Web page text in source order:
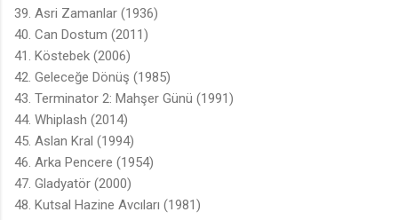
39. Asri Zamanlar (1936)
40. Can Dostum (2011)
41. Köstebek (2006)
42. Geleceğe Dönüş (1985)
43. Terminator 2: Mahşer Günü (1991)
44. Whiplash (2014)
45. Aslan Kral (1994)
46. Arka Pencere (1954)
47. Gladyatör (2000)
48. Kutsal Hazine Avcıları (1981)